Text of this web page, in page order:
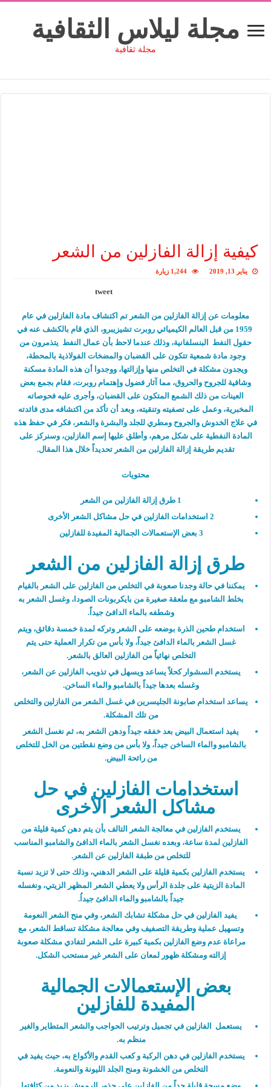
مجلة ليلاس الثقافية
مجلة ثقافية
كيفية إزالة الفازلين من الشعر
يناير 13, 2019 1,244 زيارة
tweet
معلومات عن إزالة الفازلين من الشعر تم اكتشاف مادة الفازلين في عام
1959 من قبل العالم الكيميائي روبرت تشيزيبرو، الذي قام بالكشف عنه في
حقول النفط البنسلفانية، وذلك عندما لاحظ بأن عمال النفط يتذمرون من
وجود مادة شمعية تتكون على القضبان والمضخات الفولاذية بالمحطة،
ويجدون مشكلة في التخلص منها وإزالتها، ووجدوا أن هذه المادة مسكنة
وشافية للجروح والحروق، مما آثار فضول وإهتمام روبرت، فقام بجمع بعض
العينات من ذلك الشمع المتكون على القضبان، وأجرى عليه فحوصاته
المخبرية، وعمل على تصفيته وتنقيته، وبعد أن تأكد من اكتشافه مدى فائدته
في علاج الخدوش والجروح ومطري للجلد والبشرة والشعر، فكر في حفظ هذه
المادة النفطية على شكل مرهم، وأطلق عليها إسم الفازلين، وسنركز على
تقديم طريقة إزالة الفازلين من الشعر تحديداً خلال هذا المقال.
محتويات
1 طرق إزالة الفازلين من الشعر
2 استخدامات الفازلين في حل مشاكل الشعر الأخرى
3 بعض الإستعمالات الجمالية المفيدة للفازلين
طرق إزالة الفازلين من الشعر
يمكننا في حالة وجدنا صعوبة في التخلص من الفازلين على الشعر بالقيام
بخلط الشامبو مع ملعقة صغيرة من بايكربونات الصودا، وغسل الشعر به
وشطفه بالماء الدافئ جيداً.
استخدام طحين الذرة بوضعه على الشعر وتركه لمدة خمسة دقائق، ويتم
غسل الشعر بالماء الدافئ جيداً، ولا بأس من تكرار العملية حتى يتم
التخلص نهائياً من الفازلين العالق بالشعر.
يستخدم السشوار كحلاً يساعد ويسهل في تذويب الفازلين عن الشعر،
وغسله بعدها جيداً بالشامبو والماء الساخن.
يساعد استخدام صابونة الجليسرين في غسل الشعر من الفازلين والتخلص
من تلك المشكلة.
يفيد استعمال البيض بعد خفقه جيداً ودهن الشعر به، ثم نغسل الشعر
بالشامبو والماء الساخن جيداً، ولا بأس من وضع نقطتين من الخل للتخلص
من رائحة البيض.
استخدامات الفازلين في حل
مشاكل الشعر الأخرى
يستخدم الفازلين في معالجة الشعر التالف بأن يتم دهن كمية قليلة من
الفازلين لمدة ساعة، وبعده نغسل الشعر بالماء الدافئ والشامبو المناسب
للتخلص من طبقة الفازلين عن الشعر.
يستخدم الفازلين بكمية قليلة على الشعر الدهني، وذلك حتى لا تزيد نسبة
المادة الزيتية على جلدة الرأس ولا يعطي الشعر المظهر الزيتي، ونغسله
جيداً بالشامبو والماء الدافئ جيداُ.
يفيد الفازلين في حل مشكلة تشابك الشعر، وفي منح الشعر النعومة
وتسهيل عملية وطريقة التصفيف وفي معالجة مشكلة تساقط الشعر، مع
مراعاة عدم وضع الفازلين بكمية كبيرة على الشعر لتفادي مشكلة صعوبة
إزالته ومشكلة ظهور لمعان على الشعر غير مستحب الشكل.
بعض الإستعمالات الجمالية
المفيدة للفازلين
يستعمل الفازلين في تجميل وترتيب الحواجب والشعر المتطاير والغير
منظم به.
يستخدم الفازلين في دهن الركبة و كعب القدم والأكواع به، حيث يفيد في
التخلص من الخشونة ومنح الجلد الليونة والنعومة.